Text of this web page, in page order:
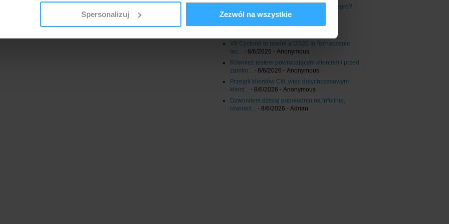
Spersonalizuj Zezwól na wszystkie
Jak wykorzystać kartę podarunkową Allegro?
V8 Cyclone to model a DS20 to "oznaczenie
tec... - 8/6/2026 - Anonymous
Również jestem powracającym klientem i przed
zamkn... - 8/6/2026 - Anonymous
Przejęli klientów Citi, więc dotychczasowym
klient... - 8/6/2026 - Anonymous
Dzwoniłem dzisiaj popołudniu na infolinię,
również... - 8/6/2026 - Adrian